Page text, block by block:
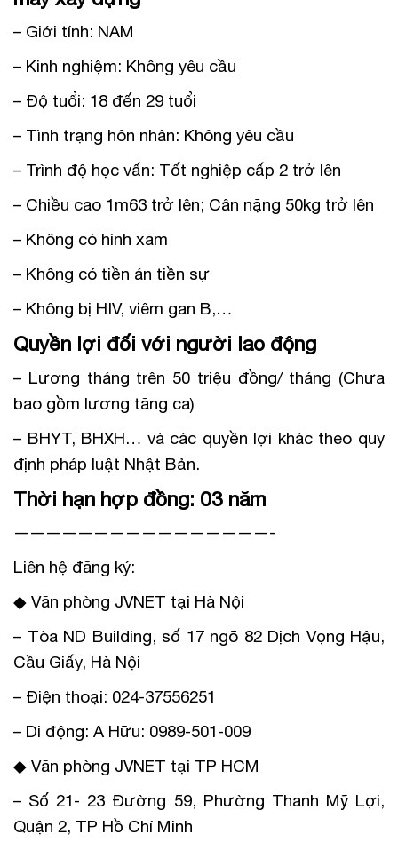
– Giới tính: NAM
– Kinh nghiệm: Không yêu cầu
– Độ tuổi: 18 đến 29 tuổi
– Tình trạng hôn nhân: Không yêu cầu
– Trình độ học vấn: Tốt nghiệp cấp 2 trở lên
– Chiều cao 1m63 trở lên; Cân nặng 50kg trở lên
– Không có hình xăm
– Không có tiền án tiền sự
– Không bị HIV, viêm gan B,…
Quyền lợi đối với người lao động
– Lương tháng trên 50 triệu đồng/ tháng (Chưa
bao gồm lương tăng ca)
– BHYT, BHXH… và các quyền lợi khác theo quy
định pháp luật Nhật Bản.
Thời hạn hợp đồng: 03 năm
————————————————-
Liên hệ đăng ký:
◆ Văn phòng JVNET tại Hà Nội
– Tòa ND Building, số 17 ngõ 82 Dịch Vọng Hậu,
Cầu Giấy, Hà Nội
– Điện thoại: 024-37556251
– Di động: A Hữu: 0989-501-009
◆ Văn phòng JVNET tại TP HCM
– Số 21- 23 Đường 59, Phường Thanh Mỹ Lợi,
Quận 2, TP Hồ Chí Minh